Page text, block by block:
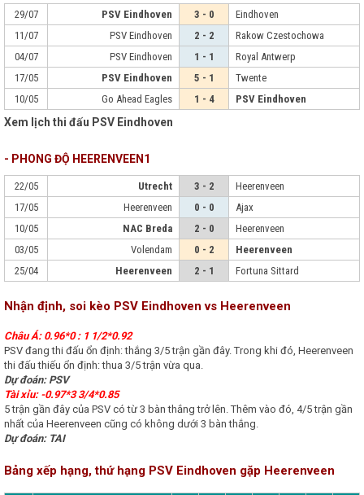
29/07 PSV Eindhoven 3 - 0
Eindhoven
11/07
PSV Eindhoven 2 - 2
Rakow Czestochowa
04/07
PSV Eindhoven 1 - 1
Royal Antwerp
17/05
PSV Eindhoven 5 - 1
Twente
10/05
Go Ahead Eagles 1 - 4 PSV Eindhoven
Xem lịch thi đấu PSV Eindhoven
- PHONG ĐỘ HEERENVEEN1
22/05 Utrecht 3 - 2
Heerenveen
17/05
Heerenveen 0 - 0
Ajax
10/05
NAC Breda 2 - 0
Heerenveen
03/05
Volendam 0 - 2
Heerenveen
25/04
Heerenveen 2 - 1 Fortuna Sittard
Nhận định, soi kèo PSV Eindhoven vs Heerenveen
Châu Á: 0.96*0 : 1 1/2*0.92
PSV đang thi đấu ổn định: thắng 3/5 trận gần đây. Trong khi đó, Heerenveen
thi đấu thiếu ổn định: thua 3/5 trận vừa qua.
Dự đoán: PSV
Tài xỉu: -0.97*3 3/4*0.85
5 trận gần đây của PSV có từ 3 bàn thắng trở lên. Thêm vào đó, 4/5 trận gần
nhất của Heerenveen cũng có không dưới 3 bàn thắng.
Dự đoán: TAI
Bảng xếp hạng, thứ hạng PSV Eindhoven gặp Heerenveen